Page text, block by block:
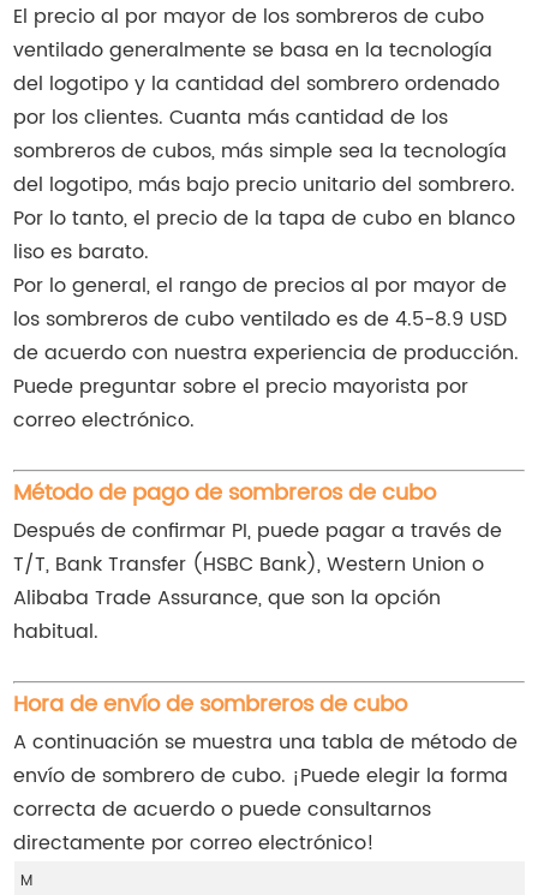
El precio al por mayor de los sombreros de cubo
ventilado generalmente se basa en la tecnología
del logotipo y la cantidad del sombrero ordenado
por los clientes. Cuanta más cantidad de los
sombreros de cubos, más simple sea la tecnología
del logotipo, más bajo precio unitario del sombrero.
Por lo tanto, el precio de la tapa de cubo en blanco
liso es barato.
Por lo general, el rango de precios al por mayor de
los sombreros de cubo ventilado es de 4.5-8.9 USD
de acuerdo con nuestra experiencia de producción.
Puede preguntar sobre el precio mayorista por
correo electrónico.
Método de pago de sombreros de cubo
Después de confirmar PI, puede pagar a través de
T/T, Bank Transfer (HSBC Bank), Western Union o
Alibaba Trade Assurance, que son la opción
habitual.
Hora de envío de sombreros de cubo
A continuación se muestra una tabla de método de
envío de sombrero de cubo. ¡Puede elegir la forma
correcta de acuerdo o puede consultarnos
directamente por correo electrónico!
M